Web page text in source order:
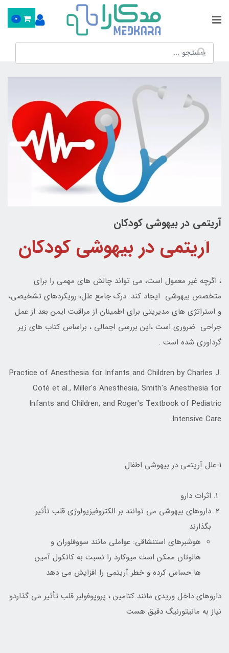
0
آریتمی در بیهوشی کودکان
آریتمی در بیهوشی کودکان
، اگرچه غیر معمول است، می تواند چالش های مهمی را برای
متخصص بیهوشی ایجاد کند. درک جامع علل، رویکردهای تشخیصی،
و استراتژی های مدیریتی برای اطمینان از مراقبت ایمن بعد از عمل
جراحی ضروری است ،این بررسی اجمالی ، براساس کتاب های زیر
گرداوری شده است .
Practice of Anesthesia for Infants and Children by Charles J.
Coté et al., Miller's Anesthesia, Smith's Anesthesia for
Infants and Children, and Roger's Textbook of Pediatric
Intensive Care.
1-علل آریتمی در بیهوشی اطفال
اثرات دارو
داروهای بیهوشی می توانند بر الکتروفیزیولوژی قلب تأثیر
بگذارند
هوشبرهای استنشاقی: عواملی مانند سووفلوران و
هالوتان ممکن است میوکارد را نسبت به کاتکول آمین
ها حساس کرده و خطر آریتمی را افزایش می دهد
داروهای داخل وریدی مانند کتامین ، پروپوفولبر قلب تأثیر می گذاردو
نیاز به مانیتورنیگ دقیق هست